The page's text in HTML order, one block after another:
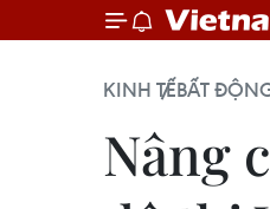
KINH TẾBẤT
Nâng